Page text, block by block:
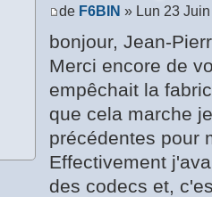
de F6BIN » Lun 23
bonjour, Jean-
Merci encore de
empêchait la
que cela marche
précédentes pour
Effectivement
des codecs et,